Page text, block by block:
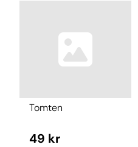
Tomten
49 kr